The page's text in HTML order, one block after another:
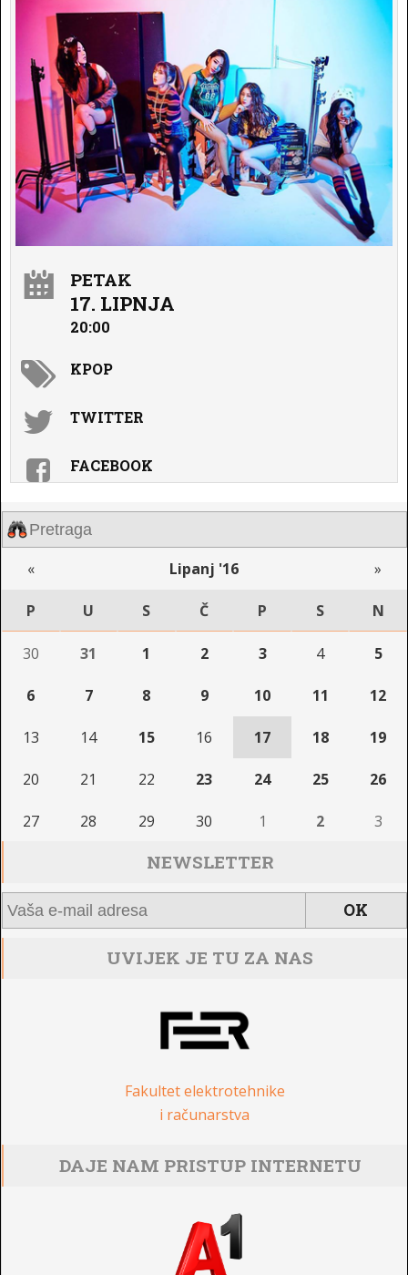
PETAK
17. LIPNJA
20:00
KPOP
TWITTER
FACEBOOK
« Lipanj '16 »
P U S Č P S N
30 31 1 2 3 4 5
6 7 8 9 10 11 12
13 14 15 16 17 18 19
20 21 22 23 24 25 26
27 28 29 30 1 2 3
NEWSLETTER
UVIJEK JE TU ZA NAS
Fakultet elektrotehnike
i računarstva
DAJE NAM PRISTUP INTERNETU